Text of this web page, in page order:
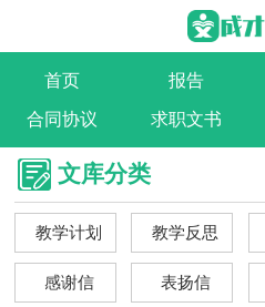
首页 报告
合同协议 求职文书
文库分类
教学计划 教学反思
感谢信 表扬信